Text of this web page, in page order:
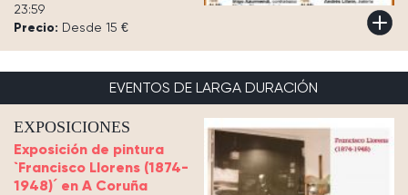
23:59
Precio: Desde 15 €
EVENTOS DE LARGA DURACIÓN
EXPOSICIONES
Exposición de pintura
`Francisco Llorens (1874-
1948)´ en A Coruña